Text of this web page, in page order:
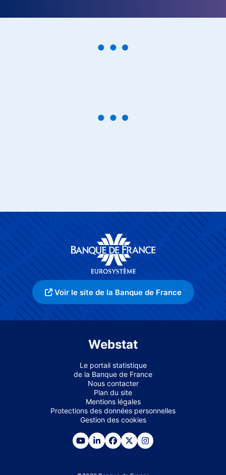
Voir le site de la Banque de France
Webstat
Le portail statistique
de la Banque de France
Nous contacter
Plan du site
Mentions légales
Protections des données personnelles
Gestion des cookies